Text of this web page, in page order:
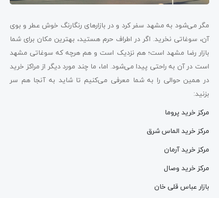
مگر می‌شود به مشهد سفر کرد و در بازارهای رنگارنگ خوش عطر و بوی
آن، سوغاتی نخرید. اگر در اطراف حرم هستید، بهترین مکان برای شما
بازار رضا مشهد است؛ هم نزدیک است و هم هرچه که سوغاتی مشهد
است در آن به راحتی پیدا می‌شود. اما، ما چند مورد دیگر از مراکز خرید
در همین حوالی را به شما معرفی می‌کنیم تا شاید به آنجا هم سر
بزنید:
مرکز خرید پروما
مرکز خرید الماس شرق
مرکز خرید آرمان
مرکز خرید وصال
بازار عباس قلی خان